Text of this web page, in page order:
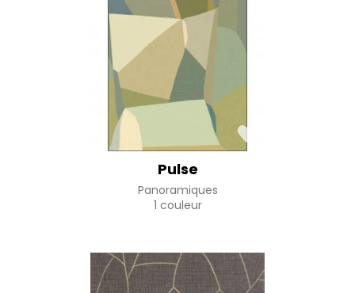
Pulse
Panoramiques
1 couleur